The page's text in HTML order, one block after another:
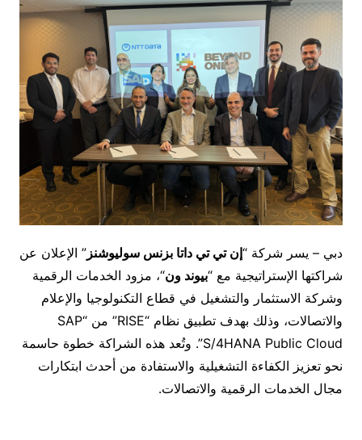
دبي – يسر شركة “إن تي تي داتا بزنس سوليوشنز ” الإعلان عن
شراكتها الإستراتيجية مع “بيوند ون“، مزود الخدمات الرقمية
وشركة الاستثمار والتشغيل في قطاع التكنولوجيا والإعلام
والاتصالات، وذلك بهدف تطبيق نظام “RISE” من “SAP
S/4HANA Public Cloud”. وتُعد هذه الشراكة خطوة حاسمة
نحو تعزيز الكفاءة التشغيلية والاستفادة من أحدث ابتكارات
مجال الخدمات الرقمية والاتصالات.